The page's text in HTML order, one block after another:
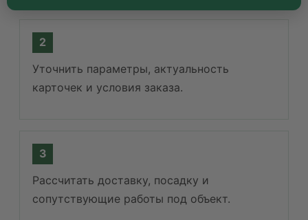
Уточнить параметры, актуальность
карточек и условия заказа.
Рассчитать доставку, посадку и
сопутствующие работы под объект.